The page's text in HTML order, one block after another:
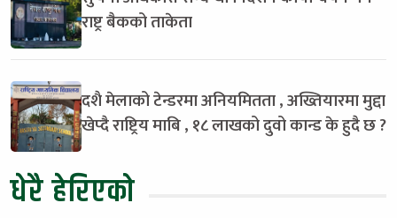
राष्ट्र बैकको ताकेता
दशै मेलाको टेन्डरमा अनियमितता , अख्तियारमा मुद्दा
खेप्दै राष्ट्रिय माबि , १८ लाखको दुवो कान्ड के हुदै छ ?
धेरै हेरिएको